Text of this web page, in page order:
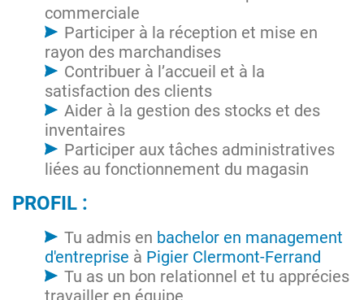
commerciale
Participer à la réception et mise en
rayon des marchandises
Contribuer à l’accueil et à la
satisfaction des clients
Aider à la gestion des stocks et des
inventaires
Participer aux tâches administratives
liées au fonctionnement du magasin
PROFIL :
Tu admis en bachelor en management
d'entreprise à Pigier Clermont-Ferrand
Tu as un bon relationnel et tu apprécies
travailler en équipe